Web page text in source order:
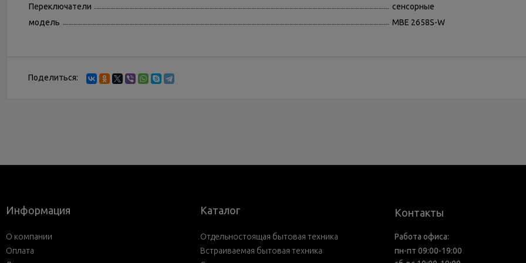
Переключатели
сенсорные
модель
MBE 2658S-W
Поделиться:
Информация
О компании
Оплата
Каталог
Отдельностоящая бытовая техника
Встраиваемая бытовая техника
Контакты
Работа офиса:
пн-пт 09:00-19:00